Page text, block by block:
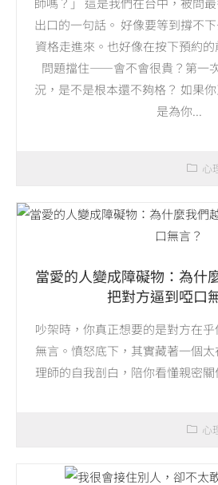
出口的一句話。 好像要等到撐不
資格走進來。也好像在按下預約
問題擋住——會不會很貴？第一
況，是不是根本還不夠格？ 如果
是為你...
心
當愛的人變成障礙物：為什
把對方逼到啞口
吵架時，你真正想要的是對方在
無言。憤怒底下，其實藏著一個
理師的自我剖白，陪你看懂親密關
心